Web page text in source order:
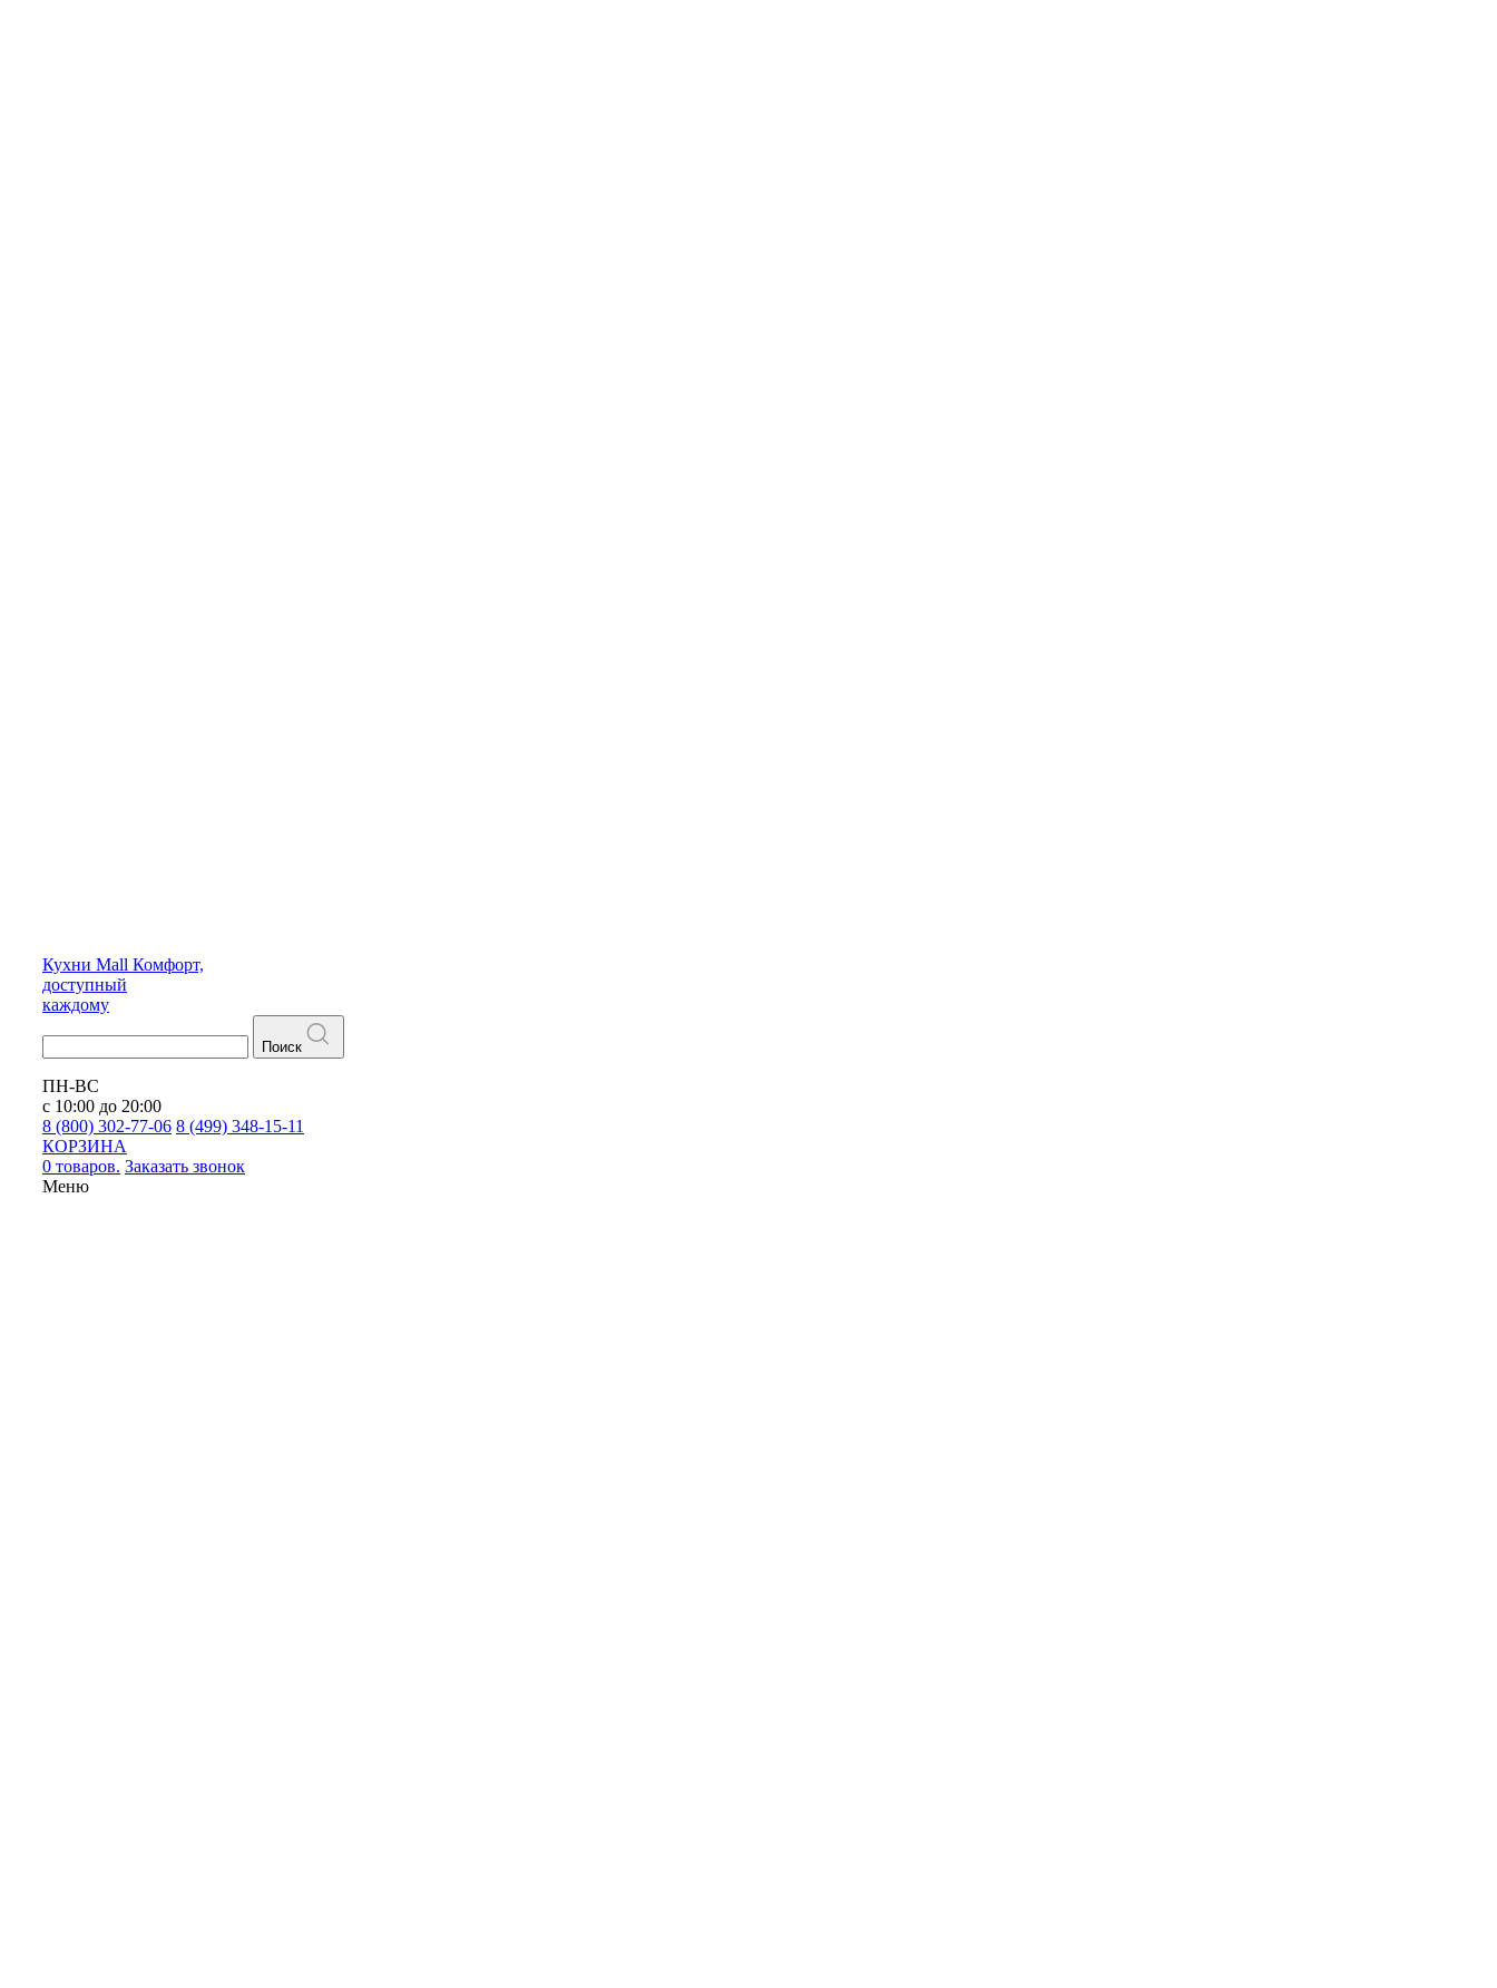
Кухни Mall Комфорт,
доступный
каждому
Поиск
ПН-ВС
с 10:00 до 20:00
8 (800) 302-77-06 8 (499) 348-15-11
КОРЗИНА
0 товаров. Заказать звонок
Меню